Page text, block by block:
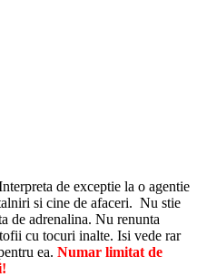
de exceptie la o agentie
si cine de afaceri. Nu stie
de adrenalina. Nu renunta
cu tocuri inalte. Isi vede rar
ea. Numar limitat de